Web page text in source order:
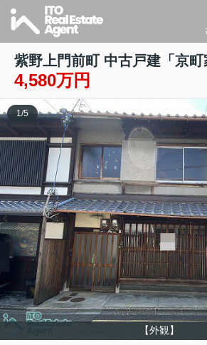
紫野上門前町 中古戸建「京町
4,580万円
【外観】
1 /5